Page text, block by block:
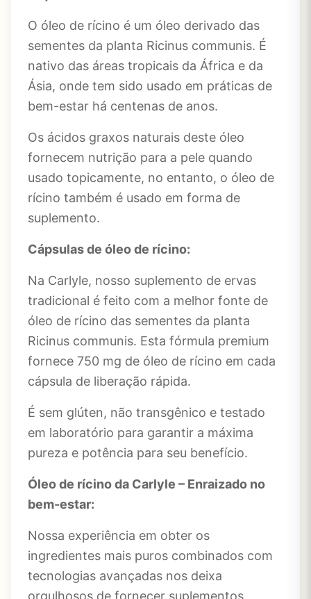
O óleo de rícino é um óleo derivado das
sementes da planta Ricinus communis. É
nativo das áreas tropicais da África e da
Ásia, onde tem sido usado em práticas de
bem-estar há centenas de anos.
Os ácidos graxos naturais deste óleo
fornecem nutrição para a pele quando
usado topicamente, no entanto, o óleo de
rícino também é usado em forma de
suplemento.
Cápsulas de óleo de rícino:
Na Carlyle, nosso suplemento de ervas
tradicional é feito com a melhor fonte de
óleo de rícino das sementes da planta
Ricinus communis. Esta fórmula premium
fornece 750 mg de óleo de rícino em cada
cápsula de liberação rápida.
É sem glúten, não transgênico e testado
em laboratório para garantir a máxima
pureza e potência para seu benefício.
Óleo de rícino da Carlyle – Enraizado no
bem-estar:
Nossa experiência em obter os
ingredientes mais puros combinados com
tecnologias avançadas nos deixa
orgulhosos de fornecer suplementos